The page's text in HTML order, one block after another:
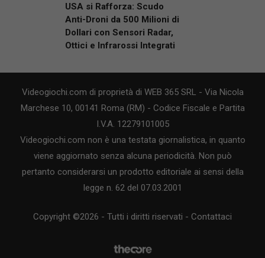
USA si Rafforza: Scudo
Anti-Droni da 500 Milioni di
Dollari con Sensori Radar,
Ottici e Infrarossi Integrati
Videogiochi.com di proprietà di WEB 365 SRL - Via Nicola
Marchese 10, 00141 Roma (RM) - Codice Fiscale e Partita
I.V.A. 12279101005
Videogiochi.com non è una testata giornalistica, in quanto
viene aggiornato senza alcuna periodicità. Non può
pertanto considerarsi un prodotto editoriale ai sensi della
legge n. 62 del 07.03.2001
Copyright ©2026 - Tutti i diritti riservati - Contattaci